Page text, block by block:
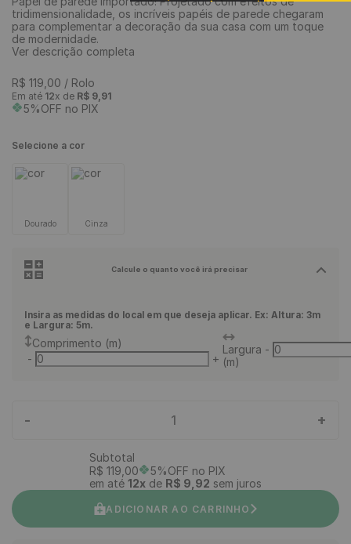
tridimensionalidade, os incríveis papéis de parede chegaram
para complementar a decoração da sua casa com um toque
de modernidade.
Ver descrição completa
R$ 119 00 / Rolo
Em até 12x de R$ 9,91
5%OFF no PIX
Selecione a cor
Dourado Cinza
Calcule o quanto você irá precisar
Insira as medidas do local em que deseja aplicar. Ex: Altura: 3m
e Largura: 5m.
Comprimento (m)
-
+
Largura
(m)
-
- 1 +
Subtotal
R$ 119 00
5%OFF no PIX
em até 12x de R$ 9 92 sem juros
ADICIONAR AO CARRINHO
9º piso vinílico
10º piso vinílico click